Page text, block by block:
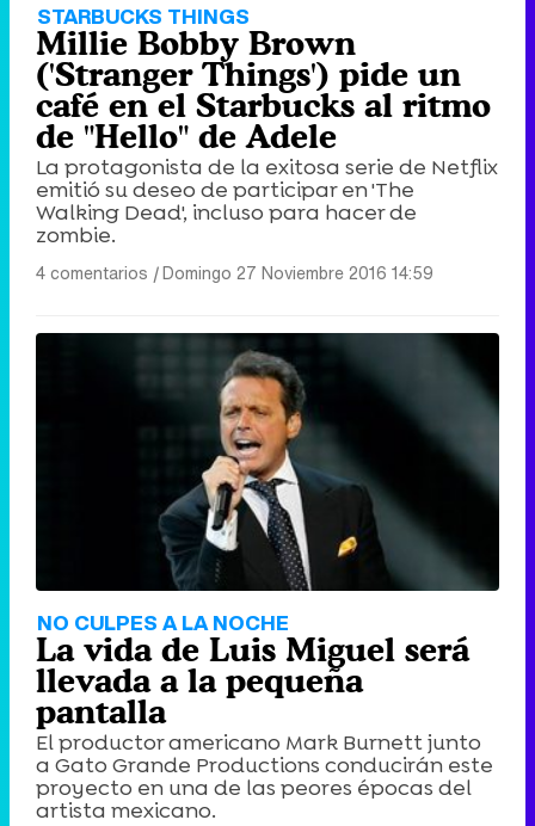
STARBUCKS THINGS
Millie Bobby Brown
('Stranger Things') pide un
café en el Starbucks al ritmo
de "Hello" de Adele
La protagonista de la exitosa serie de Netflix
emitió su deseo de participar en 'The
Walking Dead', incluso para hacer de
zombie.
4 comentarios |Domingo 27 Noviembre 2016 14:59
NO CULPES A LA NOCHE
La vida de Luis Miguel será
llevada a la pequeña
pantalla
El productor americano Mark Burnett junto
a Gato Grande Productions conducirán este
proyecto en una de las peores épocas del
artista mexicano.